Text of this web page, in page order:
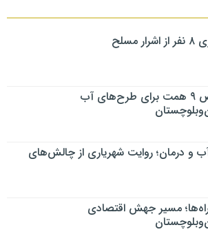
اختصاص ۹ همت برای طرح‌های آب
و درمان؛ روایت شهریاری از چالش‌های
مسیر جهش اقتصادی